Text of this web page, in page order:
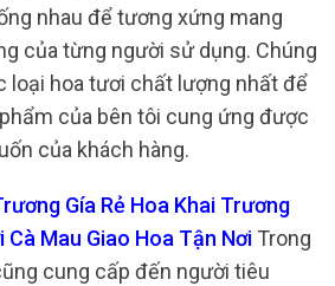
nhau để tương xứng mang
của từng người sử dụng. Chúng
loại hoa tươi chất lượng nhất để
của bên tôi cung ứng được
của khách hàng.
Gía Rẻ Hoa Khai Trương
Cà Mau Giao Hoa Tận Nơi Trong
cung cấp đến người tiêu